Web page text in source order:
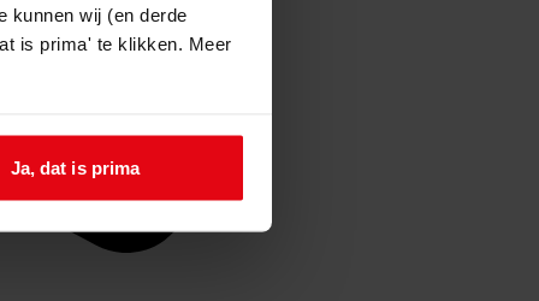
kunnen wij (en derde
is prima' te klikken. Meer
Ja, dat is prima